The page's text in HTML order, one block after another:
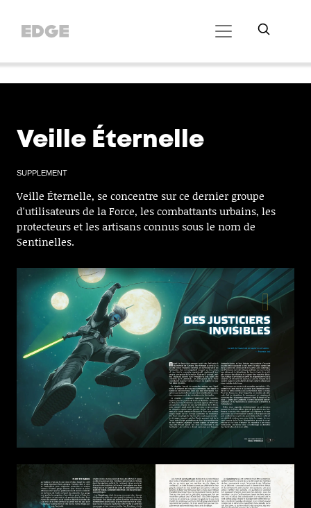
Veille Éternelle
SUPPLEMENT
Veille Éternelle, se concentre sur ce dernier groupe
d'utilisateurs de la Force, les combattants urbains, les
protecteurs et les artisans connus sous le nom de
Sentinelles.